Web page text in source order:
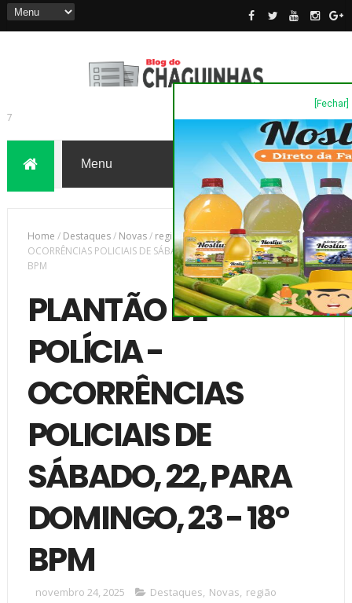
[Fechar]
7
Home / Destaques/ Novas/ região/PLANTÃO DE POLÍCIA -
OCORRÊNCIAS POLICIAIS DE SÁBADO, 22, PARA DOMINGO, 23 - 18º
BPM
PLANTÃO DE
POLÍCIA -
OCORRÊNCIAS
POLICIAIS DE
SÁBADO, 22, PARA
DOMINGO, 23 - 18º
BPM
novembro 24, 2025 Destaques, Novas, região